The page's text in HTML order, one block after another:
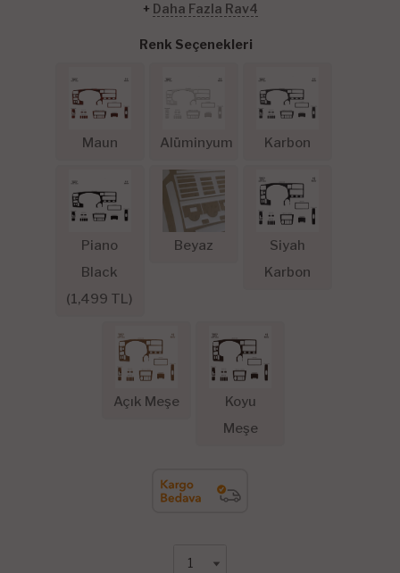
+ Daha Fazla Rav4
Renk Seçenekleri
Maun Alüminyum Karbon
Piano
Black
(1,499 TL)
Beyaz
Siyah
Karbon
Açık Meşe
Koyu
Meşe